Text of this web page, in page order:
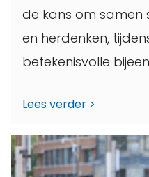
de kans om samen
en herdenken,
betekenisvolle
Lees verder